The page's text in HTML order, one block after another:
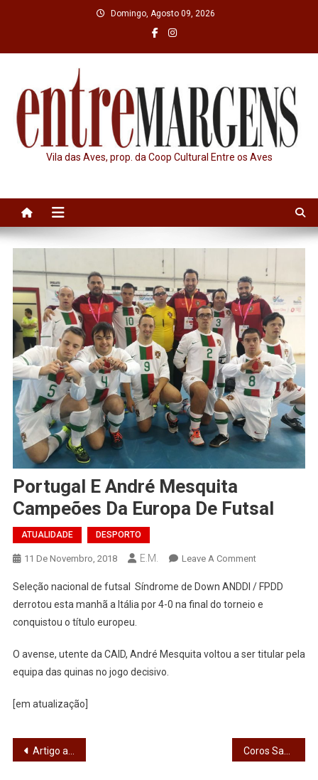
Domingo, Agosto 09, 2026
Vila das Aves, prop. da Coop Cultural Entre os Aves
Portugal E André Mesquita
Campeões Da Europa De Futsal
ATUALIDADE DESPORTO
11 De Novembro, 2018 E.M. Leave A CommentOn
E
André
Da
Seleção nacional de futsal Síndrome de Down ANDDI / FPDD
derrotou esta manhã a Itália por 4-0 na final do torneio e
conquistou o título europeu.
O avense, utente da CAID, André Mesquita voltou a ser titular pela
equipa das quinas no jogo decisivo.
[em atualização]
Navegação
Artigo anterior